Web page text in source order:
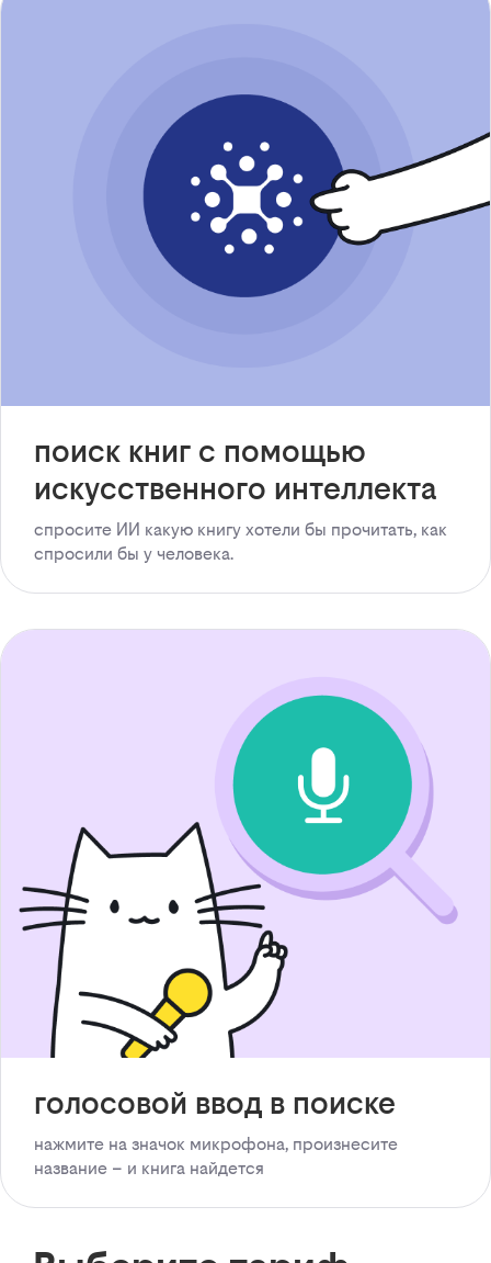
поиск книг с помощью
искусственного интеллекта
спросите ИИ какую книгу хотели бы прочитать, как
спросили бы у человека.
голосовой ввод в поиске
нажмите на значок микрофона, произнесите
название – и книга найдется